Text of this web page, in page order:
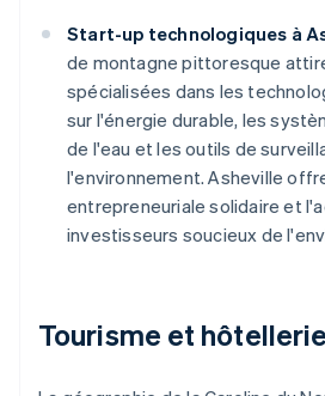
Start-up technologiques à
de montagne pittoresque
spécialisées dans les
sur l'énergie durable, les
de l'eau et les outils de
l'environnement. Asheville
entrepreneuriale solidaire et
investisseurs soucieux de
Tourisme et hôtellerie